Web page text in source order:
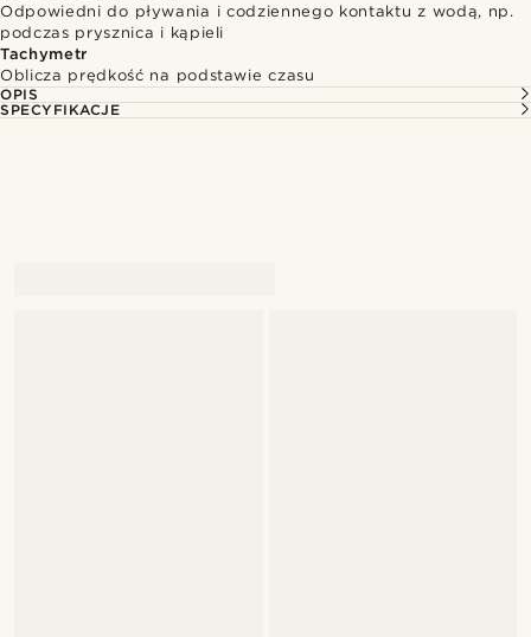
Odpowiedni do pływania i codziennego kontaktu z wodą, np.
podczas prysznica i kąpieli
Tachymetr
Oblicza prędkość na podstawie czasu
OPIS
SPECYFIKACJE